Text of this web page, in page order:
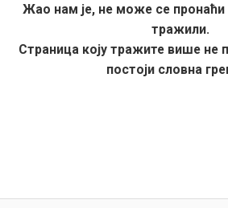
Жао нам је, не може се пронаћи
тражили.
Страница коју тражите више не
постоји словна